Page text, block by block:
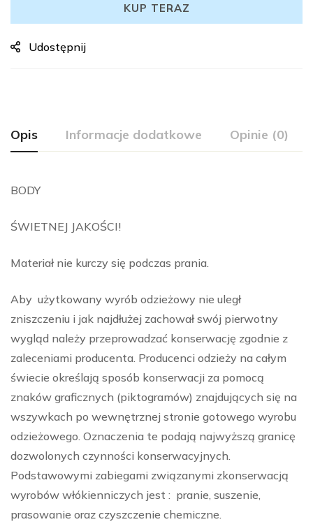
KUP TERAZ
Udostępnij
Opis Informacje dodatkowe Opinie (0)
BODY
ŚWIETNEJ JAKOŚCI!
Materiał nie kurczy się podczas prania.
Aby użytkowany wyrób odzieżowy nie uległ
zniszczeniu i jak najdłużej zachował swój pierwotny
wygląd należy przeprowadzać konserwację zgodnie z
zaleceniami producenta. Producenci odzieży na całym
świecie określają sposób konserwacji za pomocą
znaków graficznych (piktogramów) znajdujących się na
wszywkach po wewnętrznej stronie gotowego wyrobu
odzieżowego. Oznaczenia te podają najwyższą granicę
dozwolonych czynności konserwacyjnych.
Podstawowymi zabiegami związanymi zkonserwacją
wyrobów włókienniczych jest : pranie, suszenie,
prasowanie oraz czyszczenie chemiczne.